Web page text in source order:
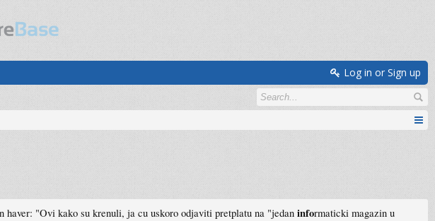
Log in or Sign up
"Ovi kako su krenuli, ja cu uskoro odjaviti pretplatu na "jedan informaticki magazin u